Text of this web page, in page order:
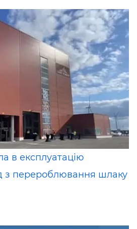
в експлуатацію
з перероблювання шлаку